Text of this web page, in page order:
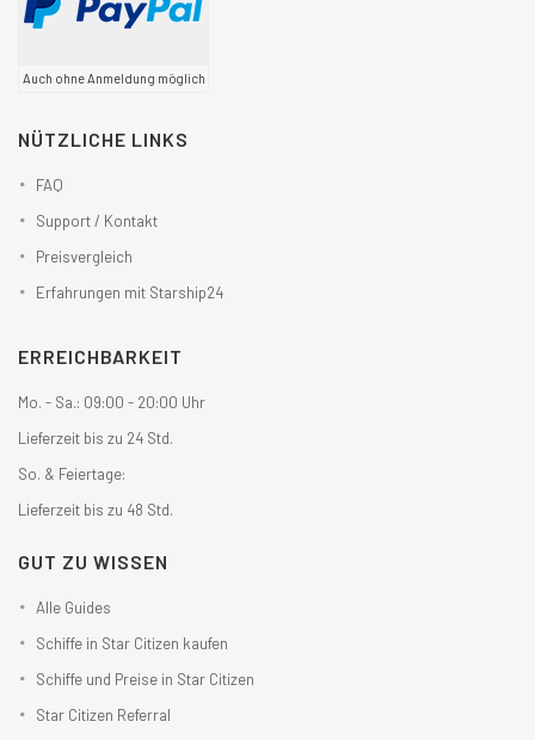
Auch ohne Anmeldung möglich
NÜTZLICHE LINKS
FAQ
Support / Kontakt
Preisvergleich
Erfahrungen mit Starship24
ERREICHBARKEIT
Mo. - Sa.: 09:00 - 20:00 Uhr
Lieferzeit bis zu 24 Std.
So. & Feiertage:
Lieferzeit bis zu 48 Std.
GUT ZU WISSEN
Alle Guides
Schiffe in Star Citizen kaufen
Schiffe und Preise in Star Citizen
Star Citizen Referral